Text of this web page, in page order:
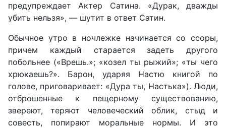
предупреждает Актер Сатина. «Дурак, дважды
убить нельзя», — шутит в ответ Сатин.
Обычное утро в ночлежке начинается со ссоры,
причем ка­ждый старается задеть другого
побольнее («Врешь.»; «козел ты рыжий»; «ты чего
хрюкаешь?». Барон, ударяя Настю кни­гой по
голове, приговаривает: «Дура ты, Настька»). Люди,
отброшенные к пещерному существованию,
звереют, теряют человеческий облик, стыд и
совесть, попирают моральные нормы. И это